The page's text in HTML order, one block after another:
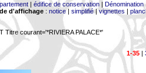
| édifice de conservation| Dénomination
d'affichage: notice| simplifié|vignettes |
Titre courant='*RIVIERA PALACE*'
1-35|